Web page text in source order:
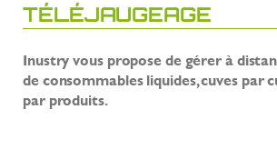
TÉLÉJAUGEAGE
Inustry vous propose de gérer à
de consommables liquides, cuves par
par produits.